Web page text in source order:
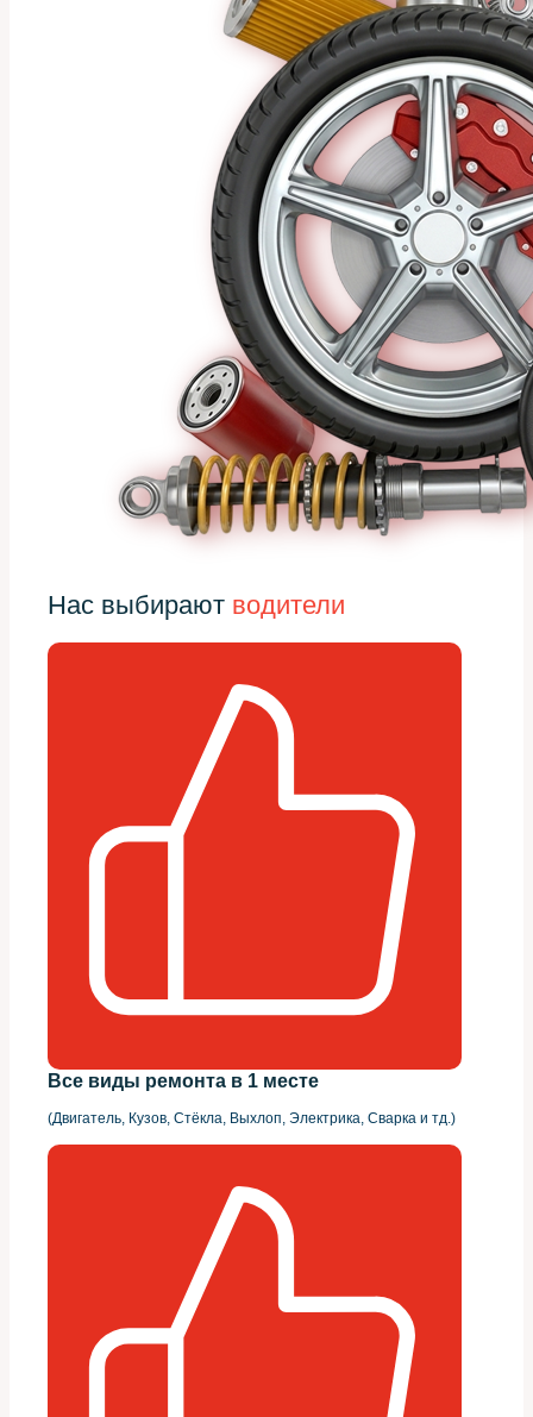
Нас выбирают водители
Все виды ремонта в 1 месте
(Двигатель, Кузов, Стёкла, Выхлоп, Электрика, Сварка и тд.)